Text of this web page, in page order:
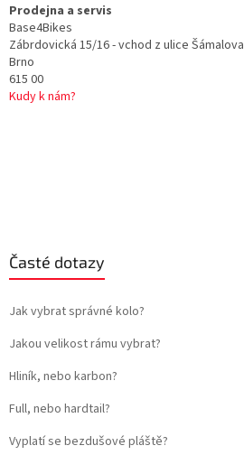
Prodejna a servis
Base4Bikes
Zábrdovická 15/16 - vchod z ulice Šámalova
Brno
615 00
Kudy k nám?
Časté dotazy
Jak vybrat správné kolo?
Jakou velikost rámu vybrat?
Hliník, nebo karbon?
Full, nebo hardtail?
Vyplatí se bezdušové pláště?